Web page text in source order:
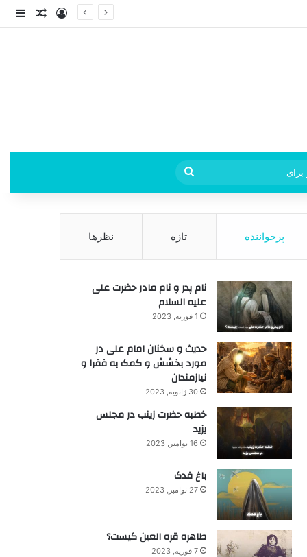
ورودنوشته
جستجو
برای
پرخواننده تازه نظرها
نام پدر و نام مادر حضرت علی
علیه السلام
1 فوریه, 2023
حدیث و سخنان امام علی در
مورد بخشش و کمک به فقرا و
نیازمندان
30 ژانویه, 2023
خطبه حضرت زینب در مجلس
یزید
16 نوامبر, 2023
باغ فدک
27 نوامبر, 2023
طاهره قره العین کیست؟
7 فوریه, 2023